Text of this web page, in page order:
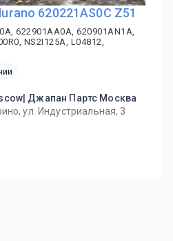
620221AS0C Z51
622901AA0A, 620901AN1A,
NS2I125A, L04812,
Джапан Партс Москва
ул. Индустриальная, 3